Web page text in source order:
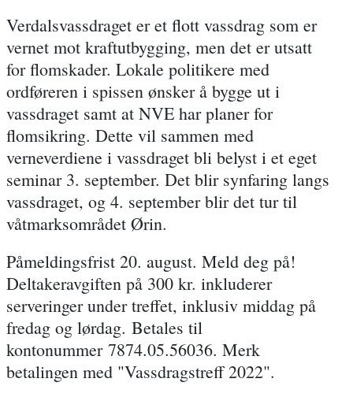
Verdalsvassdraget er et flott vassdrag som er
vernet mot kraftutbygging, men det er utsatt
for flomskader. Lokale politikere med
ordføreren i spissen ønsker å bygge ut i
vassdraget samt at NVE har planer for
flomsikring. Dette vil sammen med
verneverdiene i vassdraget bli belyst i et eget
seminar 3. september. Det blir synfaring langs
vassdraget, og 4. september blir det tur til
våtmarksområdet Ørin.
Påmeldingsfrist 20. august. Meld deg på!
Deltakeravgiften på 300 kr. inkluderer
serveringer under treffet, inklusiv middag på
fredag og lørdag. Betales til
kontonummer 7874.05.56036. Merk
betalingen med "Vassdragstreff 2022".